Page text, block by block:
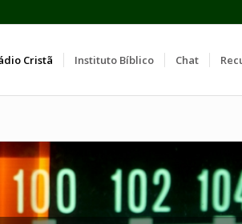
Cristã Instituto Bíblico Chat